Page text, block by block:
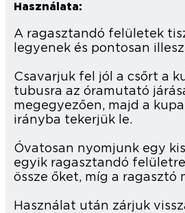
Használata:
A ragasztandó felületek
legyenek és pontosan
Csavarjuk fel jól a csőrt a
tubusra az óramutató
megegyezően, majd a
irányba tekerjük le.
Óvatosan nyomjunk egy
egyik ragasztandó
össze őket, míg a ragasztó
Használat után zárjuk